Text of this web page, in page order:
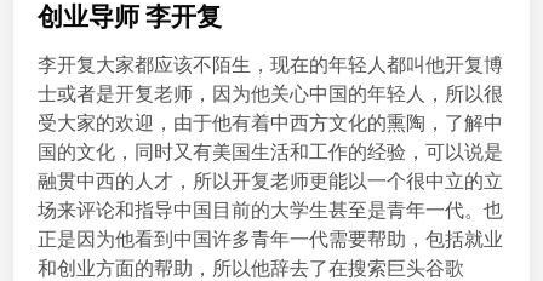
s
e
d
i
n
创业导师 李开复
李开复大家都应该不陌生，现在的年轻人都叫他开复博
士或者是开复老师，因为他关心中国的年轻人，所以很
受大家的欢迎，由于他有着中西方文化的熏陶，了解中
国的文化，同时又有美国生活和工作的经验，可以说是
融贯中西的人才，所以开复老师更能以一个很中立的立
场来评论和指导中国目前的大学生甚至是青年一代。也
正是因为他看到中国许多青年一代需要帮助，包括就业
和创业方面的帮助，所以他辞去了在搜索巨头谷歌